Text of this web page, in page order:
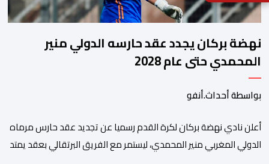
نهضة بركان يجدد عقد حارسه الدولي منير
المحمدي حتى عام 2028
بواسطة أحداث.أنفو
​أعلن نادي نهضة بركان لكرة القدم رسميا عن تجديد عقد حارس مرماه
الدولي المغربي منير المحمدي، ليستمر مع الفريق البرتقالي بعقد يمتد